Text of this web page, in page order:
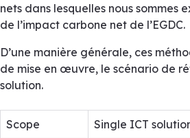
nets dans lesquelles nous sommes
de l’impact carbone net de l’EGDC.
D’une manière générale, ces
de mise en œuvre, le scénario de
solution.
Scope Single ICT